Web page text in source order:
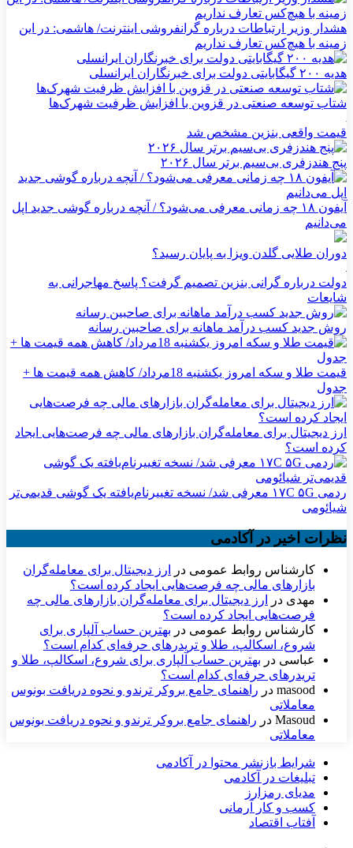
هشدار وزیر ارتباطات درباره گرانفروشی اینترنت/ هاشمی: در این
زمینه با هیچ‌کس تعارف نداریم
هدیه ۲۰۰ گیگابایتی دولت برای خبرنگاران ایرانسلی
شتاب توسعه صنعتی در قزوین با افزایش ظرفیت شهرک‌ها
قیمت واقعی بنزین مشخص شد
پنج هندزفری بی‌سیم برتر سال ۲۰۲۶
آیفون ۱۸ چه زمانی معرفی می‌شود؟ / آنچه درباره گوشی جدید اپل
می‌دانیم
دوران طلایی گلدن ویزا به پایان رسید؟
دولت درباره گرانی بنزین تصمیم گرفت؟ پاسخ مهاجرانی به
شایعات
روش جدید کسب درآمد ماهانه برای صاحبین رسانه
قیمت طلا و سکه امروز یکشنبه 18مرداد/ کاهش همه قیمت ها +
جدول
ارز دیجیتال برای معامله‌گران بازارهای مالی چه فرصت‌هایی ایجاد
کرده است؟
ردمی ۱۷C ۵G معرفی شد/ نسخه تغییرنام‌یافته یک گوشی قدیمی‌تر
شیائومی
نظرات اخیر در آکادمی
کارشناس روابط عمومی در
ارز دیجیتال برای معامله‌گران
بازارهای مالی چه فرصت‌هایی ایجاد کرده است؟
مهدی در
ارز دیجیتال برای معامله‌گران بازارهای مالی چه
فرصت‌هایی ایجاد کرده است؟
کارشناس روابط عمومی در بهترین حساب آلپاری برای
شروع، اسکالپ، طلا و تریدرهای حرفه‌ای کدام است؟
عباسی در بهترین حساب آلپاری برای شروع، اسکالپ، طلا و
تریدرهای حرفه‌ای کدام است؟
masood در راهنمای جامع بروکر ترندو و نحوه دریافت بونوس
معاملاتی
Masoud در راهنمای جامع بروکر ترندو و نحوه دریافت بونوس
معاملاتی
شرایط بازنشر محتوا در آکادمی
تبلیغات در آکادمی
مدیای رمزارز
کسب و کار آرمانی
آفتاب اقتصاد